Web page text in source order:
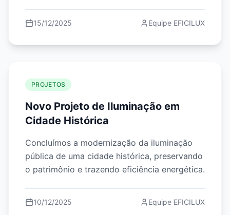
15/12/2025 Equipe EFICILUX
PROJETOS
Novo Projeto de Iluminação em
Cidade Histórica
Concluímos a modernização da iluminação
pública de uma cidade histórica, preservando
o patrimônio e trazendo eficiência energética.
10/12/2025 Equipe EFICILUX